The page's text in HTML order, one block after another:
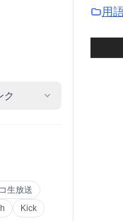
ク
生放送
Kick
用